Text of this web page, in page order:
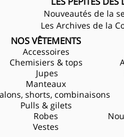
Nouveautés de la
Les Archives de la
NOS VÊTEMENTS
Accessoires
Chemisiers & tops
Jupes
Manteaux
shorts, combinaisons
Pulls & gilets
Robes
Vestes